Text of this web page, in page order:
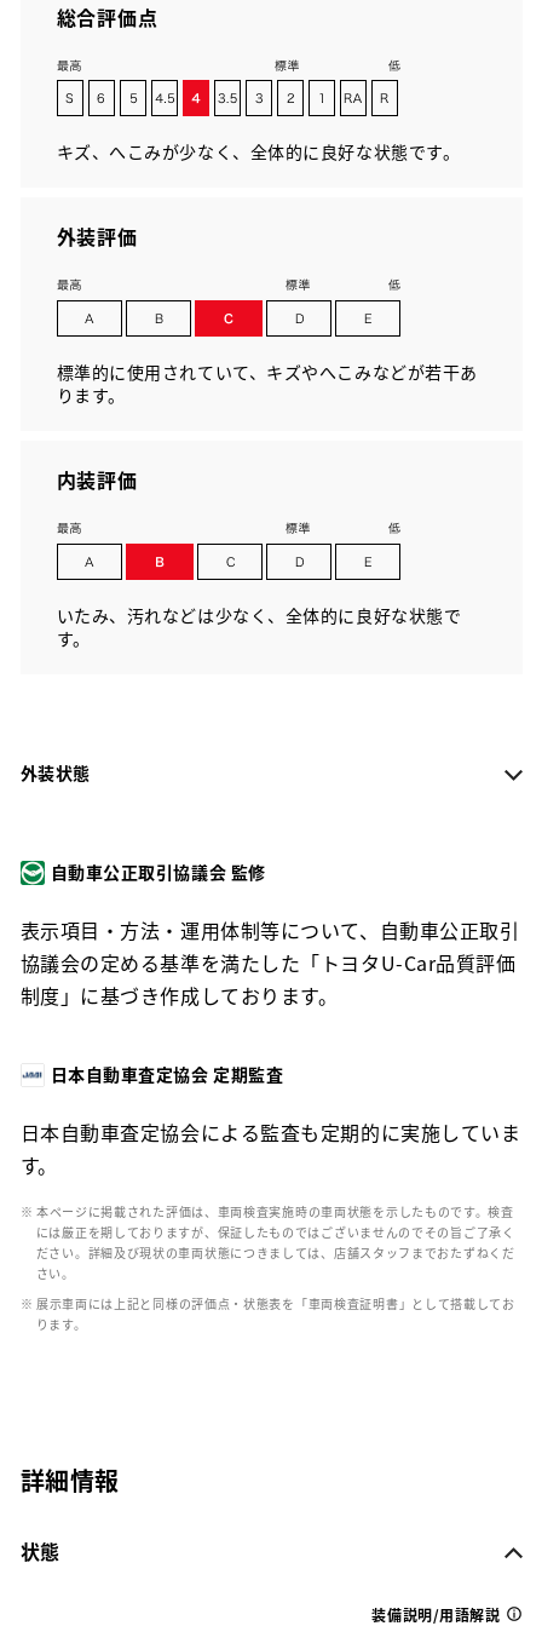
総合評価点
キズ、へこみが少なく、全体的に良好な状態です。
外装評価
標準的に使用されていて、キズやへこみなどが若干あ
ります。
内装評価
いたみ、汚れなどは少なく、全体的に良好な状態で
す。
外装状態
自動車公正取引協議会 監修
表示項目・方法・運用体制等について、自動車公正取引
協議会の定める基準を満たした「トヨタU-Car品質評価
制度」に基づき作成しております。
日本自動車査定協会 定期監査
日本自動車査定協会による監査も定期的に実施していま
す。
※ 本ページに掲載された評価は、車両検査実施時の車両状態を示したものです。検査
には厳正を期しておりますが、保証したものではございませんのでその旨ご了承く
ださい。詳細及び現状の車両状態につきましては、店舗スタッフまでおたずねくだ
さい。
※ 展示車両には上記と同様の評価点・状態表を「車両検査証明書」として搭載してお
ります。
詳細情報
状態
装備説明/用語解説